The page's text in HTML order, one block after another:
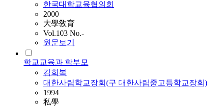
한국대학교육협의회
2000
大學敎育
Vol.103 No.-
원문보기
학교교육과 학부모
김희복
대한사립학교장회(구 대한사립중고등학교장회)
1994
私學